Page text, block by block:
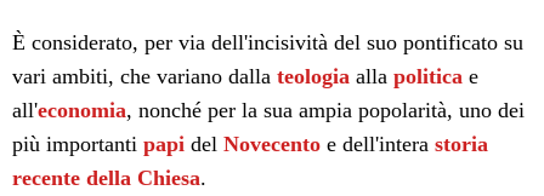
È considerato, per via dell'incisività del suo pontificato su
vari ambiti, che variano dalla teologia alla politica e
all'economia, nonché per la sua ampia popolarità, uno dei
più importanti papi del Novecento e dell'intera storia
recente della Chiesa.